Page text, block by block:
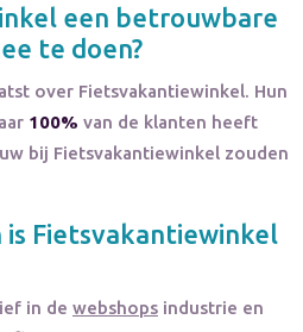
een betrouwbare
te doen?
over Fietsvakantiewinkel. Hun
100% van de klanten heeft
bij Fietsvakantiewinkel zouden
is Fietsvakantiewinkel
in de webshops industrie en